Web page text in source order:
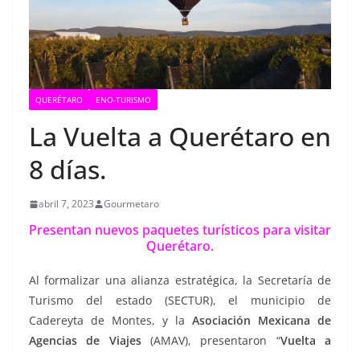
QUERÉTARO ENO-TURISMO
La Vuelta a Querétaro en
8 días.
abril 7, 2023 Gourmetaro
Presentan nuevos paquetes turísticos para visitar
Querétaro.
Al formalizar una alianza estratégica, la Secretaría de
Turismo del estado (SECTUR), el municipio de
Cadereyta de Montes, y la Asociación Mexicana de
Agencias de Viajes(AMAV), presentaron “Vuelta a